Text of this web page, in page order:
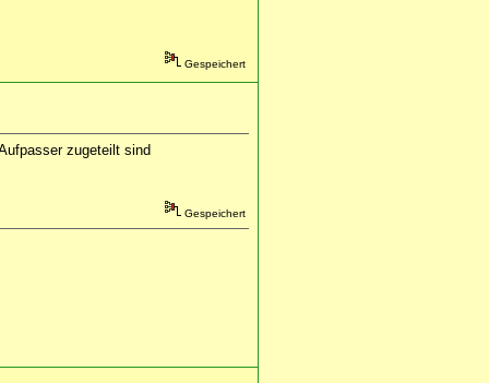
Gespeichert
zugeteilt sind
Gespeichert